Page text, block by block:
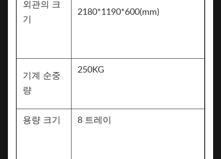
외관의 크
기
2180*1190*600(mm)
기계 순중
량
250KG
용량 크기 8 트레이